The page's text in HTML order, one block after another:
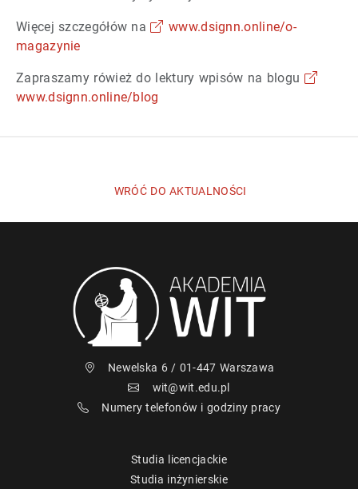
Więcej szczegółów na
www.dsignn.online/o-
magazynie
Zapraszamy rówież do lektury wpisów na blogu
www.dsignn.online/blog
WRÓĆ DO AKTUALNOŚCI
Newelska 6 / 01-447 Warszawa
wit@wit.edu.pl
Numery telefonów i godziny pracy
Studia licencjackie
Studia inżynierskie